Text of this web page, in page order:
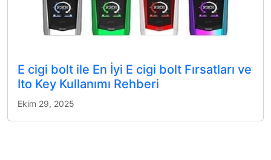
E cigi bolt ile En İyi E cigi bolt Fırsatları ve
Ito Key Kullanımı Rehberi
Ekim 29, 2025